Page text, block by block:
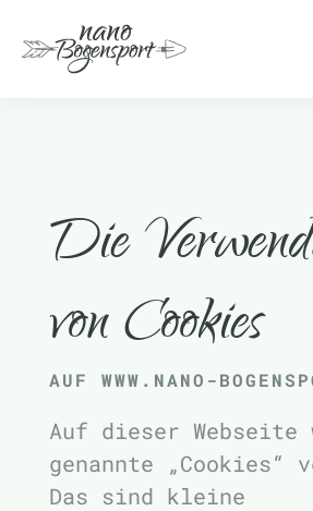
Skip to main content
Die
von Cookies
AUF WWW.NANO-
Auf dieser Webseite
genannte „Cookies“
Das sind kleine